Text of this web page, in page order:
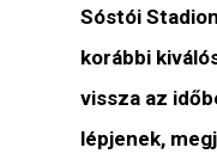
Sóstói
korábbi
vissza az
lépjenek,